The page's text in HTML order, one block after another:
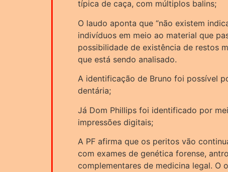
típica de caça, com múltiplos balins;
O laudo aponta que “não existem
indivíduos em meio ao material que
possibilidade de existência de restos
que está sendo analisado.
A identificação de Bruno foi possível
dentária;
Já Dom Phillips foi identificado por
impressões digitais;
A PF afirma que os peritos vão
com exames de genética forense,
complementares de medicina legal.